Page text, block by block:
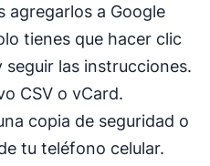
agregarlos a Google
tienes que hacer clic
seguir las instrucciones.
CSV o vCard.
copia de seguridad o
tu teléfono celular.